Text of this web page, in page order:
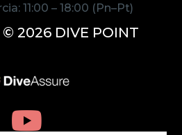
11:00 – 18:00 (Pn–Pt)
© 2026 DIVE POINT